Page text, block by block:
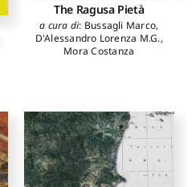
The Ragusa Pietà
a cura di: Bussagli Marco,
D'Alessandro Lorenza M.G.,
Mora Costanza